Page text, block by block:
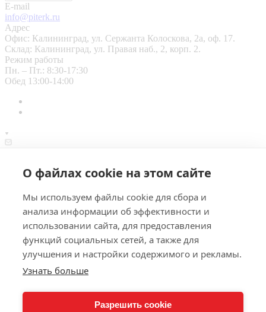
E-mail
info@piterk.ru
Адрес
Офис: Калининград, ул. Сержанта Колоскова, 2а, оф. 17.
Склад: Калининград, ул. Правая наб., 2, корп. 2.
Режим работы
Пн. – Пт.: 8:30-17:30
Обед 13:00-14:00
Офис: Калининград, ул. Сержанта Колоскова, 2а, оф. 17.
© 2026 Питер-Кёльн - поставщик замороженных продуктов
питания для кафе, ресторанов, отелей, производств
Калининградской области.
Политика конфиденциальности
0 Корзина
О файлах cookie на этом сайте
Мы используем файлы cookie для сбора и
анализа информации об эффективности и
использовании сайта, для предоставления
функций социальных сетей, а также для
улучшения и настройки содержимого и рекламы.
Узнать больше
Разрешить cookie